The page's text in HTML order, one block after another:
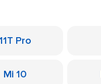
Pro
Mi 10